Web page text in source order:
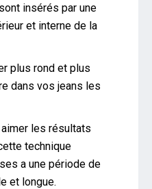
insérés par une
et interne de la
plus rond et plus
dans vos jeans les
les résultats
technique
a une période de
et longue.